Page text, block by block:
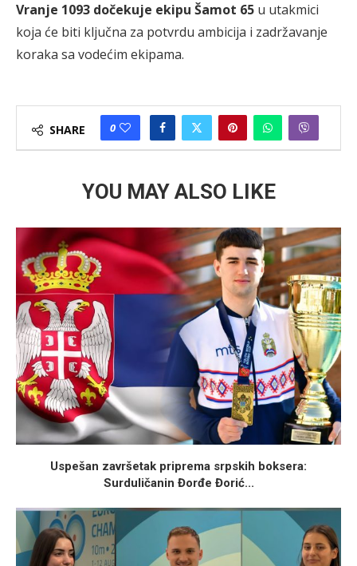
Vranje 1093 dočekuje ekipu Šamot 65 u utakmici
koja će biti ključna za potvrdu ambicija i zadržavanje
koraka sa vodećim ekipama.
SHARE 0
YOU MAY ALSO LIKE
Uspešan završetak priprema srpskih boksera:
Surduličanin Đorđe Đorić...